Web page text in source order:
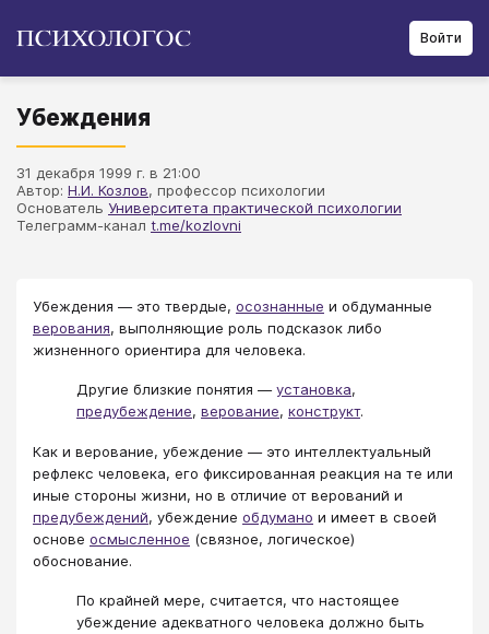
Войти
Убеждения
31 декабря 1999 г. в 21:00
Автор: Н.И. Козлов, профессор психологии
Основатель Университета практической психологии
Телеграмм-канал t.me/kozlovni
Убеждения — это твердые, осознанные и обдуманные
верования, выполняющие роль подсказок либо
жизненного ориентира для человека.
Другие близкие понятия —установка,
предубеждение, верование, конструкт.
Как и верование, убеждение — это интеллектуальный
рефлекс человека, его фиксированная реакция на те или
иные стороны жизни, но в отличие от верований и
предубеждений, убеждение обдумано и имеет в своей
основе осмысленное (связное, логическое)
обоснование.
По крайней мере, считается, что настоящее
убеждение адекватного человека должно быть